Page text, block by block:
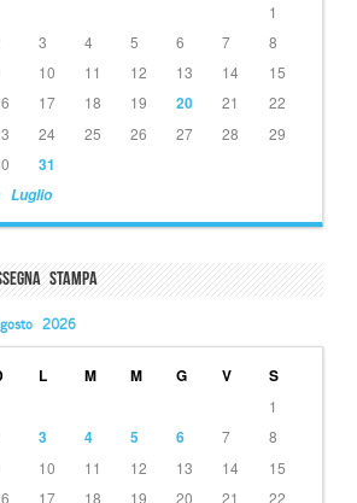
Luglio
1
3 4 5 6 7
8
10 11 12 13 14
15
17 18 19 20 21
22
24 25 26 27 28
29
31
Stampa
2026
L M M G V S
1
3 4 5 6 7
8
10 11 12 13 14
15
17 18 19 20 21 22